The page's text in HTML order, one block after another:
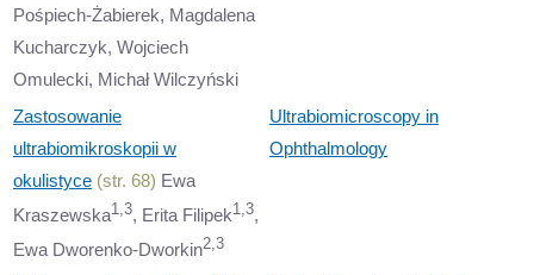
Pośpiech-Żabierek, Magdalena
Kucharczyk, Wojciech
Omulecki, Michał Wilczyński
Zastosowanie
ultrabiomikroskopii w
okulistyce (str. 68) Ewa
Kraszewska1,3, Erita Filipek1,3,
Ewa Dworenko-Dworkin2,3
Ultrabiomicroscopy in
Ophthalmology